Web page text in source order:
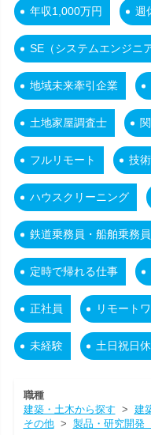
年収1,000万円 週
SE（システムエンジニア
地域未来牽引企業
土地家屋調査士
フルリモート 技
ハウスクリーニング
鉄道乗務員・船舶乗務員
定時で帰れる仕事
正社員 リモート
未経験 土日祝日
職種
建築・土木から探す > 建
その他> 製品・研究開発